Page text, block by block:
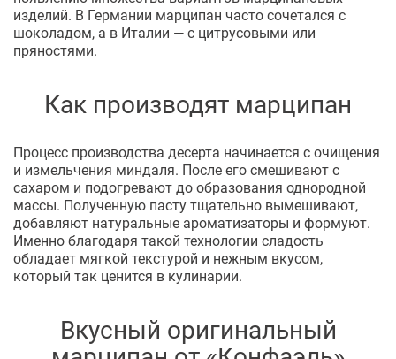
изделий. В Германии марципан часто сочетался с
шоколадом, а в Италии — с цитрусовыми или
пряностями.
Как производят марципан
Процесс производства десерта начинается с очищения
и измельчения миндаля. После его смешивают с
сахаром и подогревают до образования однородной
массы. Полученную пасту тщательно вымешивают,
добавляют натуральные ароматизаторы и формуют.
Именно благодаря такой технологии сладость
обладает мягкой текстурой и нежным вкусом,
который так ценится в кулинарии.
Вкусный оригинальный